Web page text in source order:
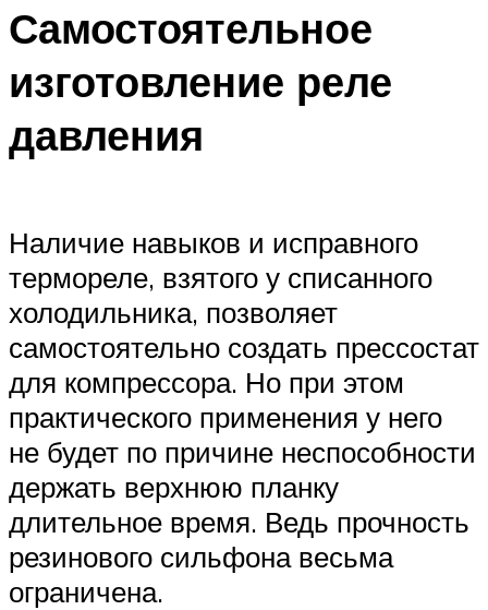
Самостоятельное
изготовление реле
давления
Наличие навыков и исправного
термореле, взятого у списанного
холодильника, позволяет
самостоятельно создать прессостат
для компрессора. Но при этом
практического применения у него
не будет по причине неспособности
держать верхнюю планку
длительное время. Ведь прочность
резинового сильфона весьма
ограничена.